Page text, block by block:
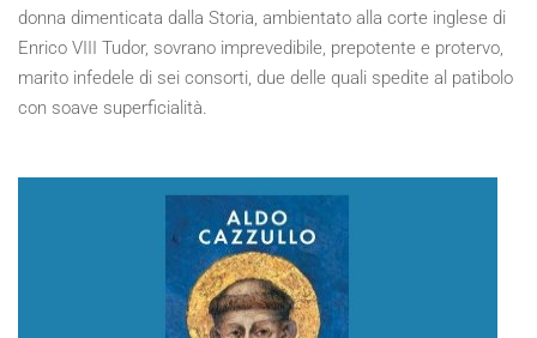
donna dimenticata dalla Storia, ambientato alla corte inglese di
Enrico VIII Tudor, sovrano imprevedibile, prepotente e protervo,
marito infedele di sei consorti, due delle quali spedite al patibolo
con soave superficialità.